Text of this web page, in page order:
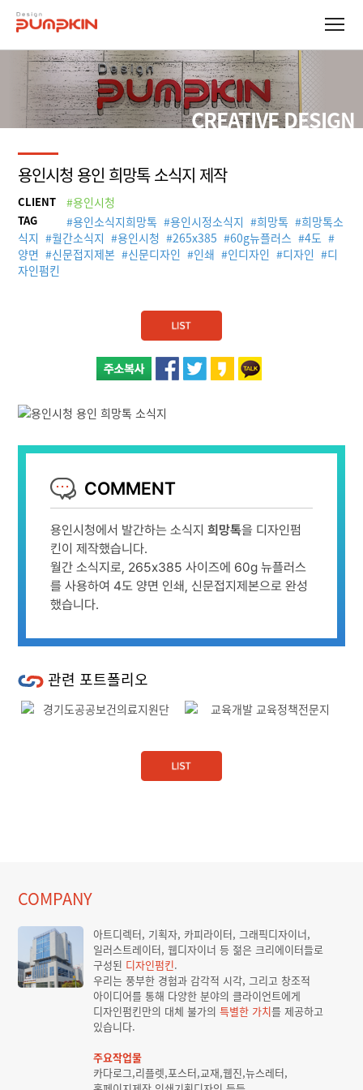
CREATIVE DESIGN
용인시청 용인 희망톡 소식지 제작
CLIENT #용인시청
TAG #용인소식지희망톡 #용인시정소식지 #희망톡 #희망톡소
식지 #월간소식지 #용인시청 #265x385 #60g뉴플러스 #4도 #
양면 #신문접지제본 #신문디자인 #인쇄 #인디자인 #디자인 #디
자인펌킨
COMMENT
용인시청에서 발간하는 소식지희망톡을 디자인펌
킨이 제작했습니다.
월간 소식지로, 265x385 사이즈에 60g 뉴플러스
를 사용하여 4도 양면 인쇄, 신문접지제본으로 완성
했습니다.
관련 포트폴리오
COMPANY
아트디렉터, 기획자, 카피라이터, 그래픽디자이너,
일러스트레이터, 웹디자이너 등 젊은 크리에이터들로
구성된 디자인펌킨.
우리는 풍부한 경험과 감각적 시각, 그리고 창조적
아이디어를 통해 다양한 분야의 클라이언트에게
디자인펌킨만의 대체 불가의특별한 가치를 제공하고
있습니다.
주요작업물
카다로그,리플렛,포스터,교재,웹진,뉴스레터,